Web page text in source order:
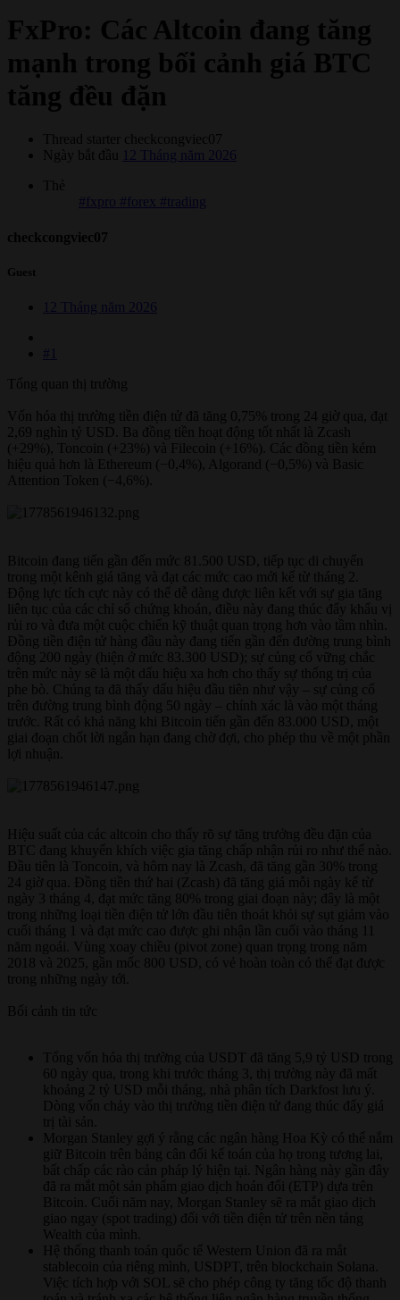
FxPro: Các Altcoin đang tăng
mạnh trong bối cảnh giá BTC
tăng đều đặn
Thread starter
checkcongviec07
Ngày bắt đầu
12 Tháng năm 2026
Thẻ
#fxpro #forex #trading
checkcongviec07
Guest
12 Tháng năm 2026
#1
Tổng quan thị trường
Vốn hóa thị trường tiền điện tử đã tăng 0,75% trong 24 giờ qua, đạt
2,69 nghìn tỷ USD. Ba đồng tiền hoạt động tốt nhất là Zcash
(+29%), Toncoin (+23%) và Filecoin (+16%). Các đồng tiền kém
hiệu quả hơn là Ethereum (−0,4%), Algorand (−0,5%) và Basic
Attention Token (−4,6%).
Bitcoin đang tiến gần đến mức 81.500 USD, tiếp tục di chuyển
trong một kênh giá tăng và đạt các mức cao mới kể từ tháng 2.
Động lực tích cực này có thể dễ dàng được liên kết với sự gia tăng
liên tục của các chỉ số chứng khoán, điều này đang thúc đẩy khẩu vị
rủi ro và đưa một cuộc chiến kỹ thuật quan trọng hơn vào tầm nhìn.
Đồng tiền điện tử hàng đầu này đang tiến gần đến đường trung bình
động 200 ngày (hiện ở mức 83.300 USD); sự củng cố vững chắc
trên mức này sẽ là một dấu hiệu xa hơn cho thấy sự thống trị của
phe bò. Chúng ta đã thấy dấu hiệu đầu tiên như vậy – sự củng cố
trên đường trung bình động 50 ngày – chính xác là vào một tháng
trước. Rất có khả năng khi Bitcoin tiến gần đến 83.000 USD, một
giai đoạn chốt lời ngắn hạn đang chờ đợi, cho phép thu về một phần
lợi nhuận.
Hiệu suất của các altcoin cho thấy rõ sự tăng trưởng đều đặn của
BTC đang khuyến khích việc gia tăng chấp nhận rủi ro như thế nào.
Đầu tiên là Toncoin, và hôm nay là Zcash, đã tăng gần 30% trong
24 giờ qua. Đồng tiền thứ hai (Zcash) đã tăng giá mỗi ngày kể từ
ngày 3 tháng 4, đạt mức tăng 80% trong giai đoạn này; đây là một
trong những loại tiền điện tử lớn đầu tiên thoát khỏi sự sụt giảm vào
cuối tháng 1 và đạt mức cao được ghi nhận lần cuối vào tháng 11
năm ngoái. Vùng xoay chiều (pivot zone) quan trọng trong năm
2018 và 2025, gần mốc 800 USD, có vẻ hoàn toàn có thể đạt được
trong những ngày tới.
Bối cảnh tin tức
Tổng vốn hóa thị trường của USDT đã tăng 5,9 tỷ USD trong
60 ngày qua, trong khi trước tháng 3, thị trường này đã mất
khoảng 2 tỷ USD mỗi tháng, nhà phân tích Darkfost lưu ý.
Dòng vốn chảy vào thị trường tiền điện tử đang thúc đẩy giá
trị tài sản.
Morgan Stanley gợi ý rằng các ngân hàng Hoa Kỳ có thể nắm
giữ Bitcoin trên bảng cân đối kế toán của họ trong tương lai,
bất chấp các rào cản pháp lý hiện tại. Ngân hàng này gần đây
đã ra mắt một sản phẩm giao dịch hoán đổi (ETP) dựa trên
Bitcoin. Cuối năm nay, Morgan Stanley sẽ ra mắt giao dịch
giao ngay (spot trading) đối với tiền điện tử trên nền tảng
Wealth của mình.
Hệ thống thanh toán quốc tế Western Union đã ra mắt
stablecoin của riêng mình, USDPT, trên blockchain Solana.
Việc tích hợp với SOL sẽ cho phép công ty tăng tốc độ thanh